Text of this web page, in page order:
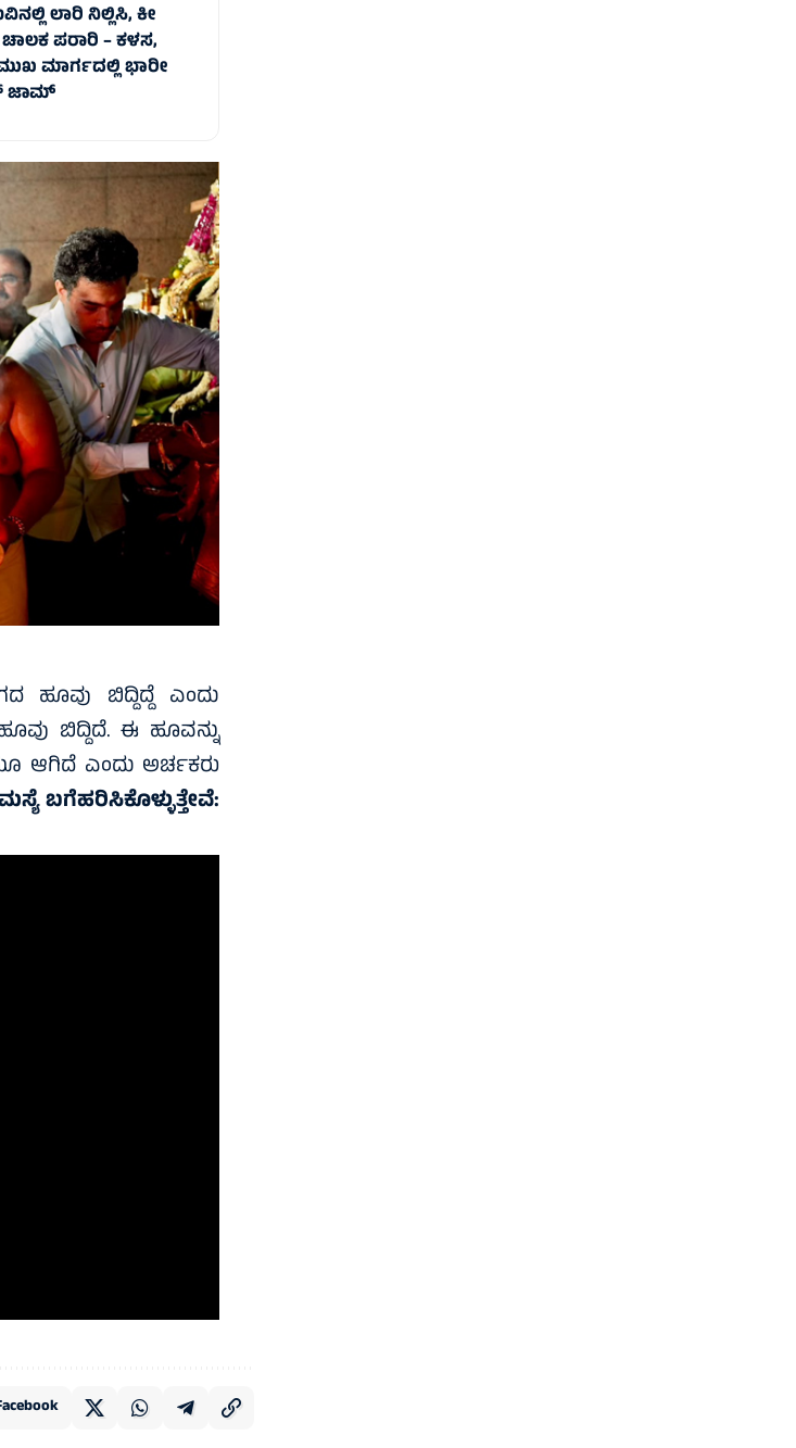
ಲಾರಿ ನಿಲ್ಲಿಸಿ, ಕೀ
ಪರಾರಿ – ಕಳಸ,
ಮಾರ್ಗದಲ್ಲಿ‌ ಭಾರೀ
ಜಾಮ್
ಹೂವು ಬಿದ್ದಿದ್ದೆ ಎಂದು
ಬಿದ್ದಿದೆ. ಈ ಹೂವನ್ನು
ಆಗಿದೆ ಎಂದು ಅರ್ಚಕರು
ಬಗೆಹರಿಸಿಕೊಳ್ಳುತ್ತೇವೆ: